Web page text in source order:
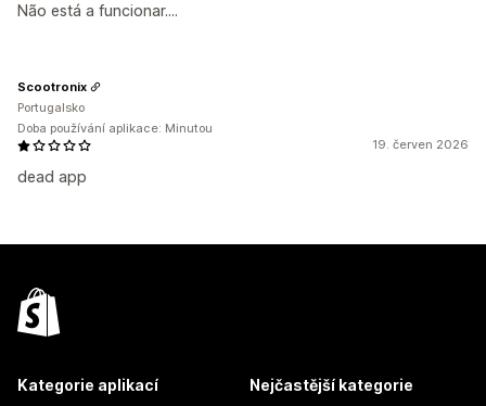
Não está a funcionar....
19. červen 2026
dead app
Scootronix
Portugalsko
Doba používání aplikace: Minutou
Kategorie aplikací Nejčastější kategorie